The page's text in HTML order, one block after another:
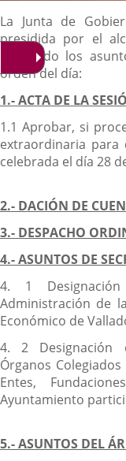
Descripción
La Junta de
presidida por el
aprobado los
orden del día:
1.- ACTA DE LA
1.1 Aprobar, si
extraordinaria para
celebrada el día 28
2.- DACIÓN DE
3.- DESPACHO
4.- ASUNTOS DE
4. 1
Administración de
Económico de
4. 2 Designación
Órganos
Entes,
Ayuntamiento
5.- ASUNTOS DEL